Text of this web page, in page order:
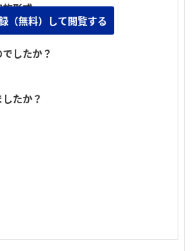
形式
したか？
たか？
（無料）して閲覧する